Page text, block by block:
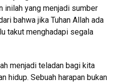
inilah yang menjadi sumber
bahwa jika Tuhan Allah ada
takut menghadapi segala
menjadi teladan bagi kita
hidup. Sebuah harapan bukan